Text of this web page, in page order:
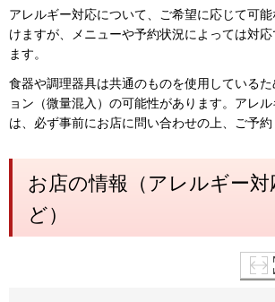
アレルギー対応について、ご希望に応じて可
けますが、メニューや予約状況によっては対
ます。
食器や調理器具は共通のものを使用している
ョン（微量混入）の可能性があります。アレ
は、必ず事前にお店に問い合わせの上、ご予約
お店の情報（アレルギー対
ど）